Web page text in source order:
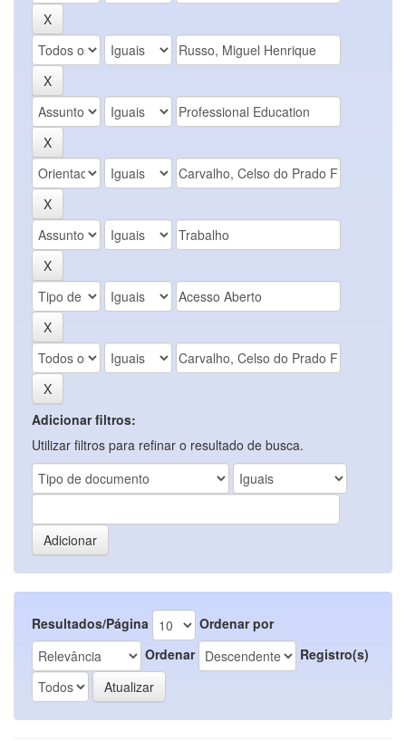
Adicionar filtros:
Utilizar filtros para refinar o resultado de busca.
Resultados/Página
Ordenar por
Ordenar
Registro(s)